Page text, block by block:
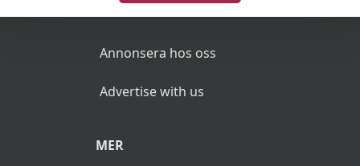
Annonsera hos oss
Advertise with us
MER